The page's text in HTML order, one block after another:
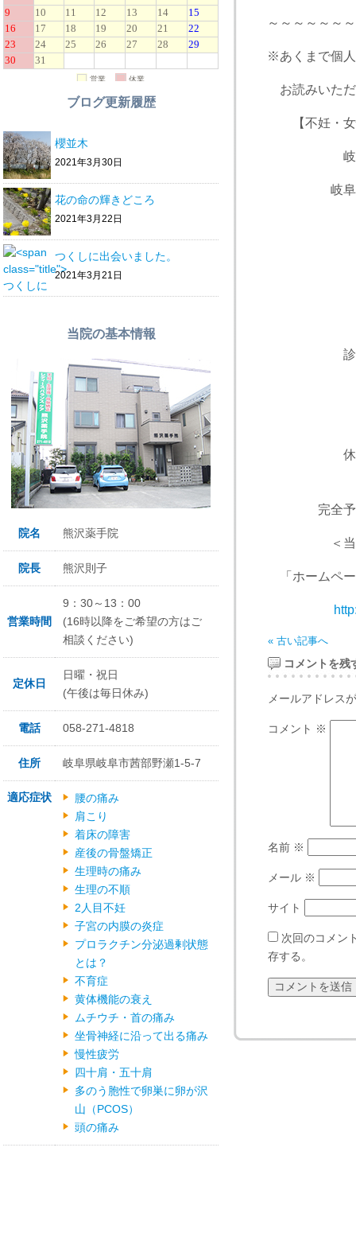
～～～～～～
※あくまで個
お読みいただ
【不妊・女
岐阜市の
岐阜市茜
診療時間
休診日
完全予
＜当日予約
「ホームペー
« 古い記事へ
コメントを残
メールアドレス
コメント ※
名前 ※
メール ※
サイト
次回のコメン
存する。
ブログ更新履歴
櫻並木
2021年3月30日
花の命の輝きどころ
2021年3月22日
つくしに出会いました。
2021年3月21日
当院の基本情報
院名 熊沢薬手院
院長 熊沢則子
営業時間
9：30～13：00
(16時以降をご希望の方はご
相談ください)
定休日
日曜・祝日
(午後は毎日休み)
電話 058-271-4818
住所 岐阜県岐阜市茜部野瀬1-5-7
適応症状
腰の痛み
肩こり
着床の障害
産後の骨盤矯正
生理時の痛み
生理の不順
2人目不妊
子宮の内膜の炎症
プロラクチン分泌過剰状態
とは？
不育症
黄体機能の衰え
ムチウチ・首の痛み
坐骨神経に沿って出る痛み
慢性疲労
四十肩・五十肩
多のう胞性で卵巣に卵が沢
山（PCOS）
頭の痛み